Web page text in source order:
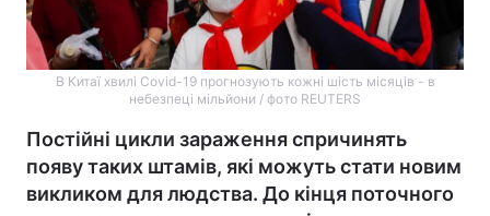
В Китаї хвилі Covid-19 прогнозують кожні шість місяців - в
небезпеці мільйони / фото REUTERS
Постійні цикли зараження спричинять
появу таких штамів, які можуть стати новим
викликом для людства. До кінця поточного